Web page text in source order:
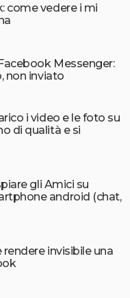
come vedere i mi
Messenger:
non inviato
i video e le foto su
di qualità e si
gli Amici su
android (chat,
invisibile una